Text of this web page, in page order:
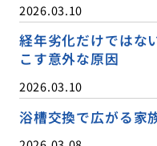
2026.03.10
経年劣化だけではな
こす意外な原因
2026.03.10
浴槽交換で広がる家